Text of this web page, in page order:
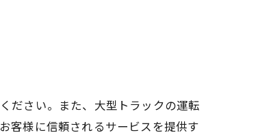
ださい。また、大型トラックの運転
客様に信頼されるサービスを提供す